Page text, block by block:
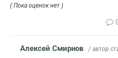
( Пока оценок нет )
Алексей Смирнов / автор